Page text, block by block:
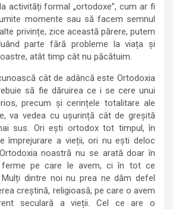
activități formal „ortodoxe”, cum ar fi
momente sau să facem semnul
privințe, zice această părere, putem
parte fără probleme la viața și
atât timp cât nu păcătuim.
cât de adâncă este Ortodoxia
să fie dăruirea ce i se cere unui
precum și cerințele totalitare ale
va vedea cu ușurință cât de greșită
sus. Ori ești ortodox tot timpul, în
împrejurare a vieții, ori nu ești deloc
noastră nu se arată doar în
ferme pe care le avem, ci în tot ce
dintre noi nu prea ne dăm defel
creștină, religioasă, pe care o avem
seculară a vieții. Cel ce are o